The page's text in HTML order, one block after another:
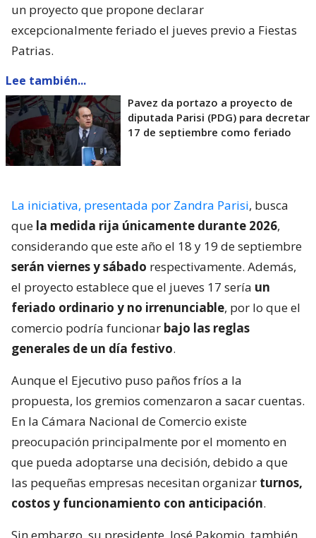
un proyecto que propone declarar
excepcionalmente feriado el jueves previo a Fiestas
Patrias.
Lee también...
Pavez da portazo a proyecto de
diputada Parisi (PDG) para decretar
17 de septiembre como feriado
La iniciativa, presentada por Zandra Parisi, busca
que la medida rija únicamente durante 2026,
considerando que este año el 18 y 19 de septiembre
serán viernes y sábado respectivamente. Además,
el proyecto establece que el jueves 17 sería un
feriado ordinario y no irrenunciable, por lo que el
comercio podría funcionar bajo las reglas
generales de un día festivo.
Aunque el Ejecutivo puso paños fríos a la
propuesta, los gremios comenzaron a sacar cuentas.
En la Cámara Nacional de Comercio existe
preocupación principalmente por el momento en
que pueda adoptarse una decisión, debido a que
las pequeñas empresas necesitan organizar turnos,
costos y funcionamiento con anticipación.
Sin embargo, su presidente, José Pakomio, también